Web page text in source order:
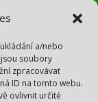
a/nebo
soubory
zpracovávat
ID na tomto webu.
ovlivnit určité